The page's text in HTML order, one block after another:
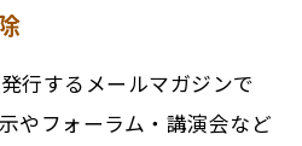
行するメールマガジンで
やフォーラム・講演会など